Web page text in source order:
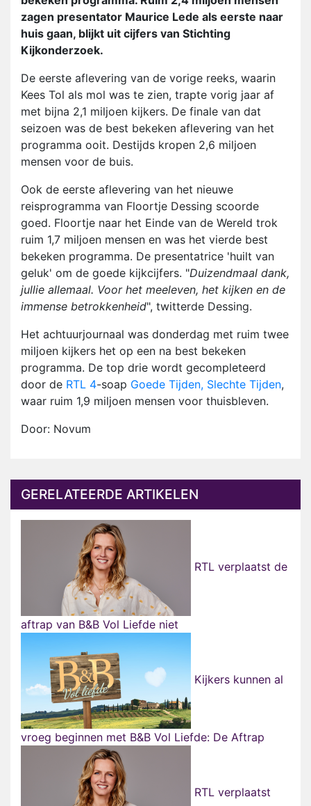
zagen presentator Maurice Lede als eerste naar
huis gaan, blijkt uit cijfers van Stichting
Kijkonderzoek.
De eerste aflevering van de vorige reeks, waarin
Kees Tol als mol was te zien, trapte vorig jaar af
met bijna 2,1 miljoen kijkers. De finale van dat
seizoen was de best bekeken aflevering van het
programma ooit. Destijds kropen 2,6 miljoen
mensen voor de buis.
Ook de eerste aflevering van het nieuwe
reisprogramma van Floortje Dessing scoorde
goed. Floortje naar het Einde van de Wereld trok
ruim 1,7 miljoen mensen en was het vierde best
bekeken programma. De presentatrice 'huilt van
geluk' om de goede kijkcijfers. "Duizendmaal dank,
jullie allemaal. Voor het meeleven, het kijken en de
immense betrokkenheid", twitterde Dessing.
Het achtuurjournaal was donderdag met ruim twee
miljoen kijkers het op een na best bekeken
programma. De top drie wordt gecompleteerd
door de RTL 4-soap Goede Tijden, Slechte Tijden,
waar ruim 1,9 miljoen mensen voor thuisbleven.
Door: Novum
GERELATEERDE ARTIKELEN
RTL verplaatst de
aftrap van B&B Vol Liefde niet
Kijkers kunnen al
vroeg beginnen met B&B Vol Liefde: De Aftrap
RTL verplaatst